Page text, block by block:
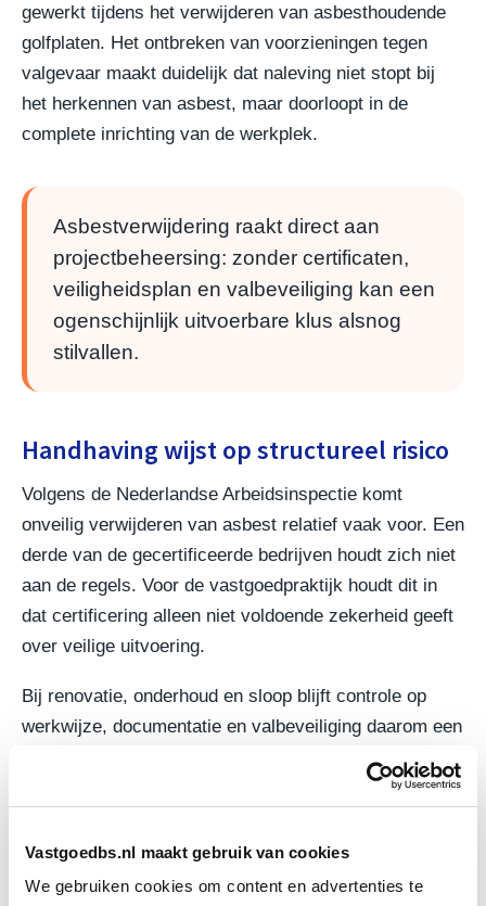
Vastgoedbs.nl maakt gebruik van cookies
We gebruiken cookies om content en advertenties te
gewerkt tijdens het verwijderen van asbesthoudende
golfplaten. Het ontbreken van voorzieningen tegen
valgevaar maakt duidelijk dat naleving niet stopt bij
het herkennen van asbest, maar doorloopt in de
complete inrichting van de werkplek.
Asbestverwijdering raakt direct aan
projectbeheersing: zonder certificaten,
veiligheidsplan en valbeveiliging kan een
ogenschijnlijk uitvoerbare klus alsnog
stilvallen.
Handhaving wijst op structureel risico
Volgens de Nederlandse Arbeidsinspectie komt
onveilig verwijderen van asbest relatief vaak voor. Een
derde van de gecertificeerde bedrijven houdt zich niet
aan de regels. Voor de vastgoedpraktijk houdt dit in
dat certificering alleen niet voldoende zekerheid geeft
over veilige uitvoering.
Bij renovatie, onderhoud en sloop blijft controle op
werkwijze, documentatie en valbeveiliging daarom een
wezenlijk onderdeel van opdrachtgeverschap en
projectsturing. Dit vertaalt zich in scherpere aandacht
uitvoerende partijen.